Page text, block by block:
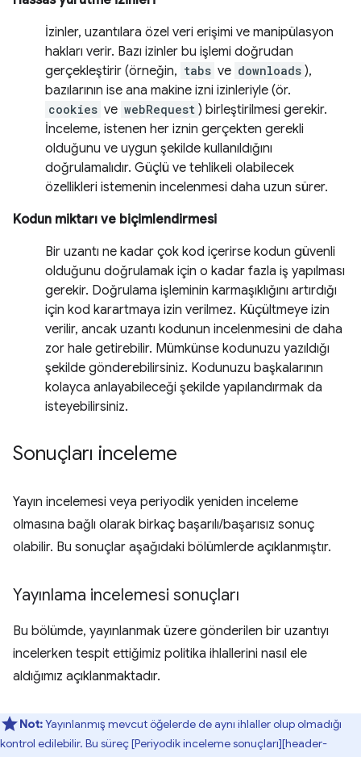
İzinler, uzantılara özel veri erişimi ve manipülasyon
hakları verir. Bazı izinler bu işlemi doğrudan
gerçekleştirir (örneğin, tabs ve downloads ),
bazılarının ise ana makine izni izinleriyle (ör.
cookies ve webRequest ) birleştirilmesi gerekir.
İnceleme, istenen her iznin gerçekten gerekli
olduğunu ve uygun şekilde kullanıldığını
doğrulamalıdır. Güçlü ve tehlikeli olabilecek
özellikleri istemenin incelenmesi daha uzun sürer.
Kodun miktarı ve biçimlendirmesi
Bir uzantı ne kadar çok kod içerirse kodun güvenli
olduğunu doğrulamak için o kadar fazla iş yapılması
gerekir. Doğrulama işleminin karmaşıklığını artırdığı
için kod karartmaya izin verilmez. Küçültmeye izin
verilir, ancak uzantı kodunun incelenmesini de daha
zor hale getirebilir. Mümkünse kodunuzu yazıldığı
şekilde gönderebilirsiniz. Kodunuzu başkalarının
kolayca anlayabileceği şekilde yapılandırmak da
isteyebilirsiniz.
Sonuçları inceleme
Yayın incelemesi veya periyodik yeniden inceleme
olmasına bağlı olarak birkaç başarılı/başarısız sonuç
olabilir. Bu sonuçlar aşağıdaki bölümlerde açıklanmıştır.
Yayınlama incelemesi sonuçları
Bu bölümde, yayınlanmak üzere gönderilen bir uzantıyı
incelerken tespit ettiğimiz politika ihlallerini nasıl ele
aldığımız açıklanmaktadır.
Not:Yayınlanmış mevcut öğelerde de aynı ihlaller olup olmadığı
kontrol edilebilir. Bu süreç [Periyodik inceleme sonuçları][header-